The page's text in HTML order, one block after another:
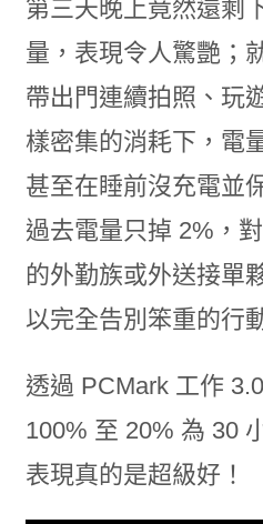
第三天晚上竟然還剩
量，表現令人驚艷；
帶出門連續拍照、玩
樣密集的消耗下，電
甚至在睡前沒充電並
過去電量只掉 2%，
的外勤族或外送接單
以完全告別笨重的行
透過 PCMark 工作
100% 至 20% 為 30
表現真的是超級好！